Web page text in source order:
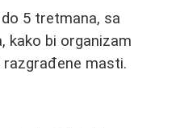
5 tretmana, sa
kako bi organizam
razgrađene masti.